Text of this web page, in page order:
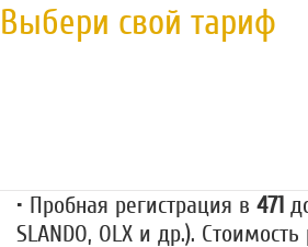
Выбери свой тариф
• Пробная регистрация в 471
SLANDO, OLX и др.).